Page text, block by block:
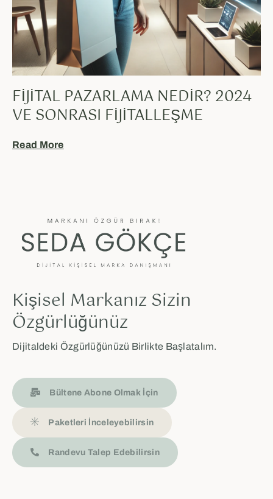
FIJITAL PAZARLAMA NEDIR? 2024
VE SONRASI FIJITALLEŞME
Read More
Kişisel Markanız Sizin
Özgürlüğünüz
Dijitaldeki Özgürlüğünüzü Birlikte Başlatalım.
Bültene Abone Olmak İçin
Paketleri İnceleyebilirsin
Randevu Talep Edebilirsin